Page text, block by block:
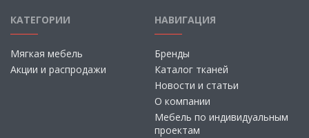
КАТЕГОРИИ
Мягкая мебель
Акции и распродажи
НАВИГАЦИЯ
Бренды
Каталог тканей
Новости и статьи
О компании
Мебель по индивидуальным
проектам